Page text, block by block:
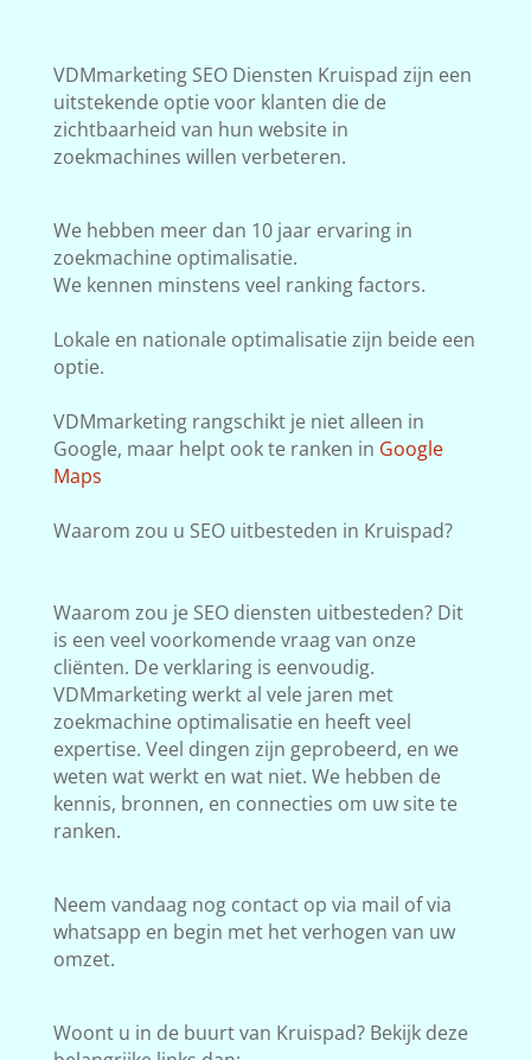
VDMmarketing SEO Diensten Kruispad zijn een
uitstekende optie voor klanten die de
zichtbaarheid van hun website in
zoekmachines willen verbeteren.
We hebben meer dan 10 jaar ervaring in
zoekmachine optimalisatie.
We kennen minstens veel ranking factors.
Lokale en nationale optimalisatie zijn beide een
optie.
VDMmarketing rangschikt je niet alleen in
Google, maar helpt ook te ranken in Google
Maps
Waarom zou u SEO uitbesteden in Kruispad?
Waarom zou je SEO diensten uitbesteden? Dit
is een veel voorkomende vraag van onze
cliënten. De verklaring is eenvoudig.
VDMmarketing werkt al vele jaren met
zoekmachine optimalisatie en heeft veel
expertise. Veel dingen zijn geprobeerd, en we
weten wat werkt en wat niet. We hebben de
kennis, bronnen, en connecties om uw site te
ranken.
Neem vandaag nog contact op via mail of via
whatsapp en begin met het verhogen van uw
omzet.
Woont u in de buurt van Kruispad? Bekijk deze